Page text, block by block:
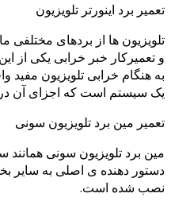
تعمیر برد اینورتر تلویزیون
تلویزیون ها از بردهای
و تعمیرکار خبر خرابی یکی از
به هنگام خرابی تلویزیون
یک سیستم است که اجزای آن در
تعمیر مین برد تلویزیون سونی
مین برد تلویزیون سونی
دستور دهنده ی اصلی به سایر
نصب شده است.